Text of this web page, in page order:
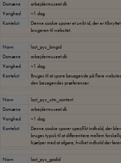
Domæne
arbejdermuseet.dk
Varighed
~1 dag
Kontekst
Denne cookie sporer et unikt id, der er
brugeren til websitet.
Navn
last_pys_bingid
Domæne
arbejdermuseet.dk
Varighed
~1 dag
Kontekst
Bruges til at spore besøgende på flere
den besøgendes præferencer.
Navn
last_pys_utm_content
Domæne
arbejdermuseet.dk
Varighed
~1 dag
Kontekst
Denne cookie sporer specifikt indhold, der
bruges typisk til at differentiere mellem
hjælper med at afgøre, hvilket indhold der
Navn
last_pys_gadid